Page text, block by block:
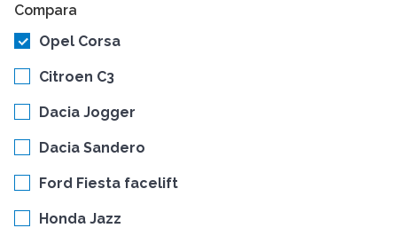
Compara
Opel Corsa
Citroen C3
Dacia Jogger
Dacia Sandero
Ford Fiesta facelift
Honda Jazz